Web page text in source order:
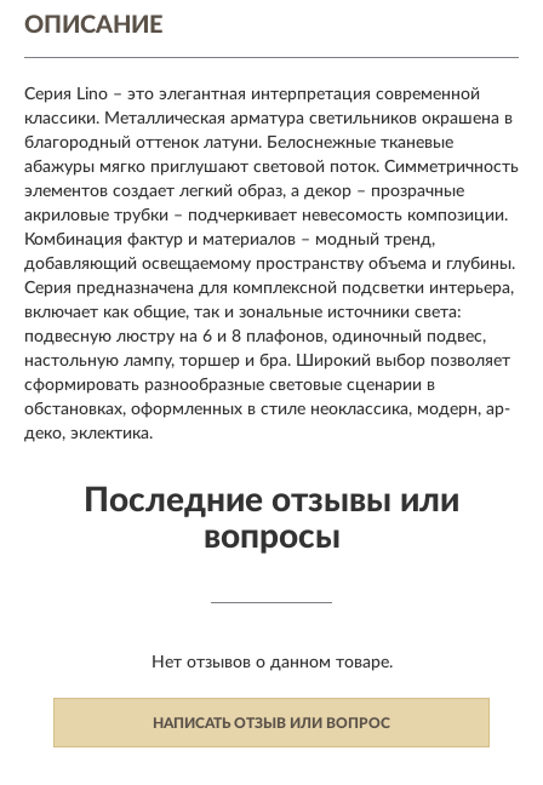
ОПИСАНИЕ
Серия Lino – это элегантная интерпретация современной
классики. Металлическая арматура светильников окрашена в
благородный оттенок латуни. Белоснежные тканевые
абажуры мягко приглушают световой поток. Симметричность
элементов создает легкий образ, а декор – прозрачные
акриловые трубки – подчеркивает невесомость композиции.
Комбинация фактур и материалов – модный тренд,
добавляющий освещаемому пространству объема и глубины.
Серия предназначена для комплексной подсветки интерьера,
включает как общие, так и зональные источники света:
подвесную люстру на 6 и 8 плафонов, одиночный подвес,
настольную лампу, торшер и бра. Широкий выбор позволяет
сформировать разнообразные световые сценарии в
обстановках, оформленных в стиле неоклассика, модерн, ар-
деко, эклектика.
Последние отзывы или
вопросы
Нет отзывов о данном товаре.
НАПИСАТЬ ОТЗЫВ ИЛИ ВОПРОС